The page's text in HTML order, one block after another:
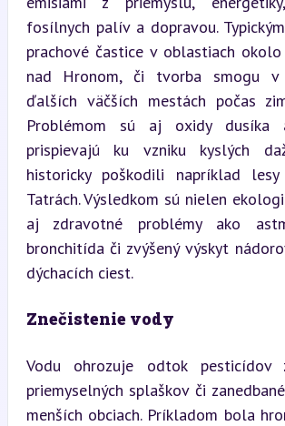
fosílnych palív a dopravou.
prachové častice v oblastiach
nad Hronom, či tvorba smogu
ďalších väčších mestách počas
Problémom sú aj oxidy dusíka
prispievajú ku vzniku kyslých
historicky poškodili napríklad
Tatrách. Výsledkom sú nielen
aj zdravotné problémy ako
bronchitída či zvýšený výskyt
dýchacích ciest.
Znečistenie vody
Vodu ohrozuje odtok
priemyselných splaškov či
menších obciach. Príkladom bola